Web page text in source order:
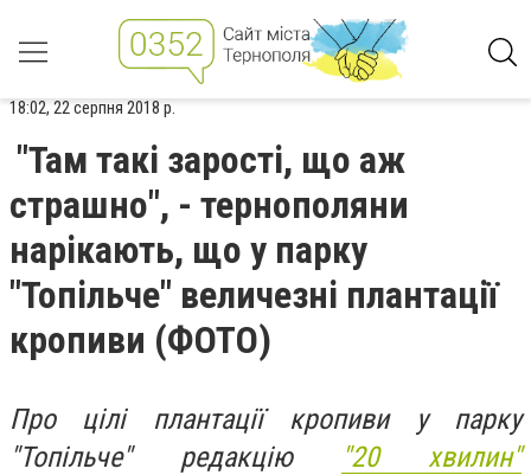
18:02, 22 серпня 2018 р.
"Там такі зарості, що аж
страшно", - тернополяни
нарікають, що у парку
"Топільче" величезні плантації
кропиви (ФОТО)
Про цілі плантації кропиви у парку
"Топільче" редакцію
"20 хвилин"